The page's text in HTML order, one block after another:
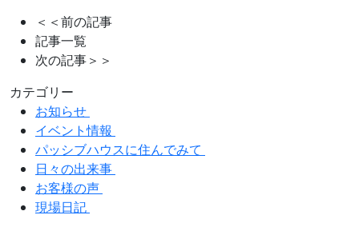
＜＜前の記事
記事一覧
次の記事＞＞
カテゴリー
お知らせ
イベント情報
パッシブハウスに住んでみて
日々の出来事
お客様の声
現場日記